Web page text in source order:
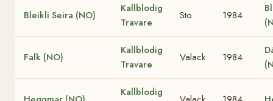
Bleikli Seira (NO)
Kallblodig
Travare
Sto 1984
Falk (NO)
Kallblodig
Travare
Valack 1984
Kallblodig